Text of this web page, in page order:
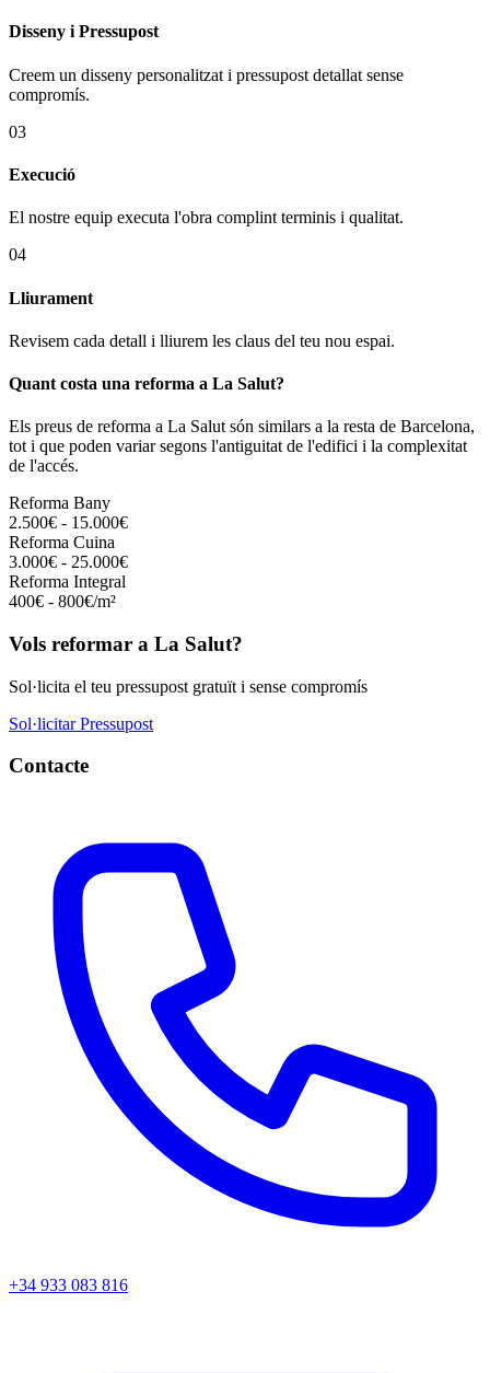
Disseny i Pressupost
Creem un disseny personalitzat i pressupost detallat sense
compromís.
03
Execució
El nostre equip executa l'obra complint terminis i qualitat.
04
Lliurament
Revisem cada detall i lliurem les claus del teu nou espai.
Quant costa una reforma a La Salut?
Els preus de reforma a La Salut són similars a la resta de Barcelona,
tot i que poden variar segons l'antiguitat de l'edifici i la complexitat
de l'accés.
Reforma Bany
2.500€ - 15.000€
Reforma Cuina
3.000€ - 25.000€
Reforma Integral
400€ - 800€/m²
Vols reformar a La Salut?
Sol·licita el teu pressupost gratuït i sense compromís
Sol·licitar Pressupost
Contacte
+34 933 083 816